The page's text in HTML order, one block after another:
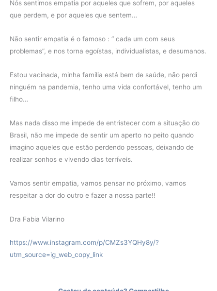
Nós sentimos empatia por aqueles que sofrem, por aqueles
que perdem, e por aqueles que sentem…
Não sentir empatia é o famoso : “ cada um com seus
problemas”, e nos torna egoístas, individualistas, e desumanos.
Estou vacinada, minha familia está bem de saúde, não perdi
ninguém na pandemia, tenho uma vida confortável, tenho um
filho…
Mas nada disso me impede de entristecer com a situação do
Brasil, não me impede de sentir um aperto no peito quando
imagino aqueles que estão perdendo pessoas, deixando de
realizar sonhos e vivendo dias terríveis.
Vamos sentir empatia, vamos pensar no próximo, vamos
respeitar a dor do outro e fazer a nossa parte!!
Dra Fabia Vilarino
https://www.instagram.com/p/CMZs3YQHy8y/?
utm_source=ig_web_copy_link